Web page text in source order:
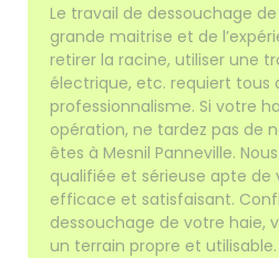
Le travail de dessouchage
grande maitrise et de
retirer la racine, utiliser une
électrique, etc. requiert tous
professionnalisme. Si votre
opération, ne tardez pas de
êtes à Mesnil Panneville.
qualifiée et sérieuse apte de
efficace et satisfaisant.
dessouchage de votre haie,
un terrain propre et utilisable.